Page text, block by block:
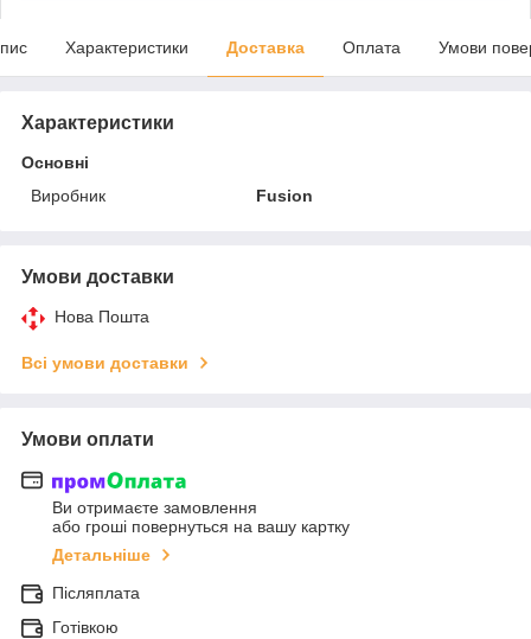
Характеристики Доставка Оплата Умови
Характеристики
Основні
Виробник
Fusion
Умови доставки
Нова Пошта
Всі умови доставки
Умови оплати
Ви отримаєте замовлення
або гроші повернуться на вашу картку
Детальніше
Післяплата
Готівкою